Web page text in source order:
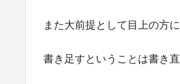
また大前提として目上の方
書き足すということは書き